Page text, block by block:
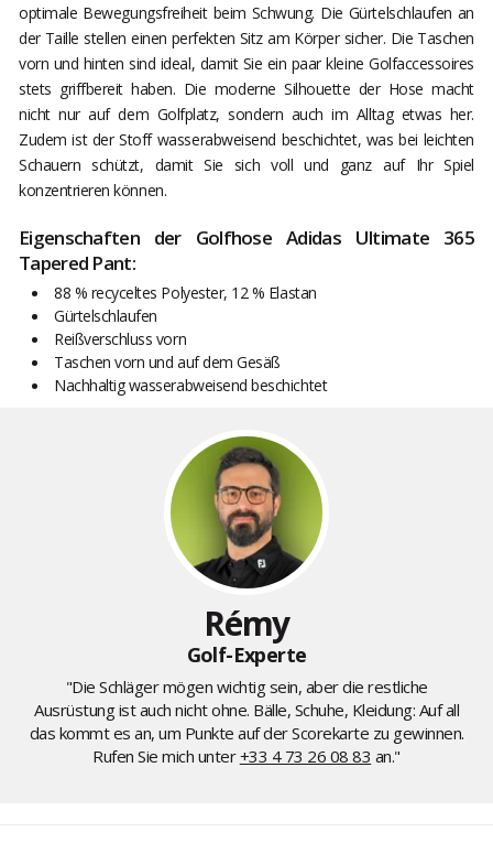
optimale Bewegungsfreiheit beim Schwung. Die Gürtelschlaufen an
der Taille stellen einen perfekten Sitz am Körper sicher. Die Taschen
vorn und hinten sind ideal, damit Sie ein paar kleine Golfaccessoires
stets griffbereit haben. Die moderne Silhouette der Hose macht
nicht nur auf dem Golfplatz, sondern auch im Alltag etwas her.
Zudem ist der Stoff wasserabweisend beschichtet, was bei leichten
Schauern schützt, damit Sie sich voll und ganz auf Ihr Spiel
konzentrieren können.
Eigenschaften der Golfhose Adidas Ultimate 365
Tapered Pant:
88 % recyceltes Polyester, 12 % Elastan
Gürtelschlaufen
Reißverschluss vorn
Taschen vorn und auf dem Gesäß
Nachhaltig wasserabweisend beschichtet
Rémy
Golf-Experte
"Die Schläger mögen wichtig sein, aber die restliche
Ausrüstung ist auch nicht ohne. Bälle, Schuhe, Kleidung: Auf all
das kommt es an, um Punkte auf der Scorekarte zu gewinnen.
Rufen Sie mich unter+33 4 73 26 08 83 an."